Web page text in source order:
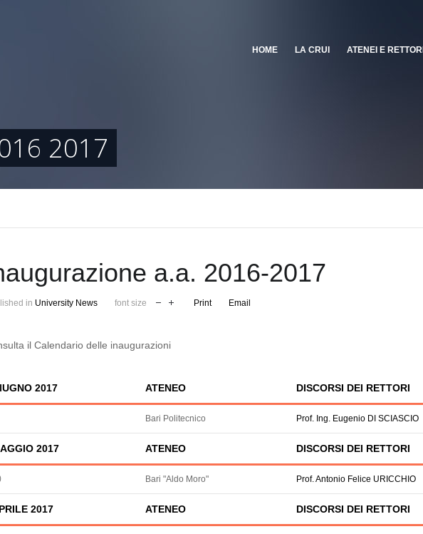
HOME LA CRUI ATENEI E RETTORI
2017
a.a. 2016-2017
in University News font size Print Email
il Calendario delle inaugurazioni
2017 ATENEO DISCORSI DEI RETTORI
Bari Politecnico Prof. Ing. Eugenio DI SCIASCIO
2017 ATENEO DISCORSI DEI RETTORI
Bari "Aldo Moro" Prof. Antonio Felice URICCHIO
2017 ATENEO DISCORSI DEI RETTORI